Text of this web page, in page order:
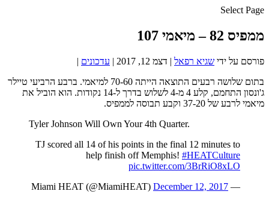
Select Page
ממפיס 82 – מיאמי 107
פורסם על ידי שגיא רפאל | דצמ 12, 2017 | עדכונים |
בתום שלושה רבעים התוצאה הייתה 70-60 למיאמי. ברבע הרביעי טיילר
ג'ונסון התחמם, קלע 4 מ-4 לשלוש בדרך ל-14 נקודות. הוא הוביל את
מיאמי לרבע של 37-20 וקבע תבוסה לממפיס.
Tyler Johnson Will Own Your 4th Quarter.
TJ scored all 14 of his points in the final 12 minutes to
help finish off Memphis! #HEATCulture
pic.twitter.com/3BrRiO8xLO
— Miami HEAT (@MiamiHEAT)
December 12, 2017